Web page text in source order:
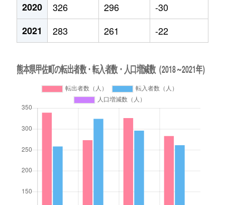
2020
326 296
-30
2021
283 261 -22